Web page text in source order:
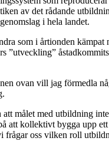
av det rådande
i hela landet.
som i årtionden
”utveckling”
ovan vill jag förmedla
målet med utbildning
att kollektivt bygga upp
frågar oss vilken roll